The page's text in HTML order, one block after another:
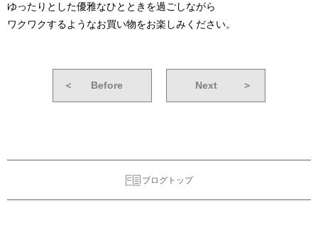
ゆったりとした優雅なひとときを過ごしながら
ワクワクするようなお買い物をお楽しみください。
＜ Before Next ＞
ブログトップ